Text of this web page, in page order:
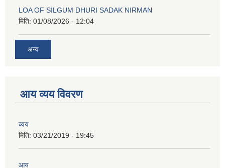
LOA OF SILGUM DHURI SADAK NIRMAN
मिति: 01/08/2026 - 12:04
अन्य
आय व्यय विवरण
व्यय
मिति: 03/21/2019 - 19:45
आय